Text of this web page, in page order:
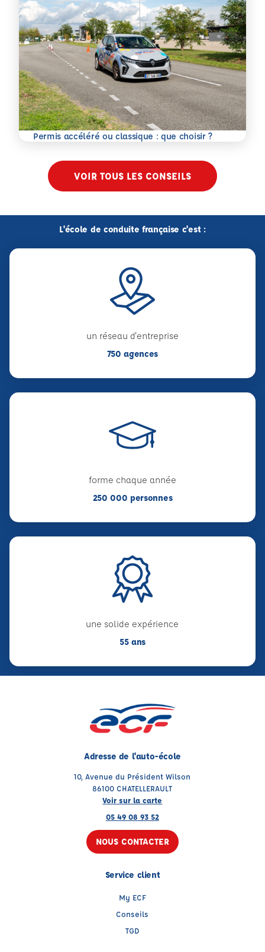
Permis accéléré ou classique : que choisir ?
En savoir plus
VOIR TOUS LES CONSEILS
L'école de conduite française c'est :
un réseau d'entreprise
750 agences
forme chaque année
250 000 personnes
une solide expérience
55 ans
Adresse de l'auto-école
10, Avenue du Président Wilson
86100 CHATELLERAULT
Voir sur la carte
05 49 08 93 52
NOUS CONTACTER
Service client
My ECF
Conseils
TGD